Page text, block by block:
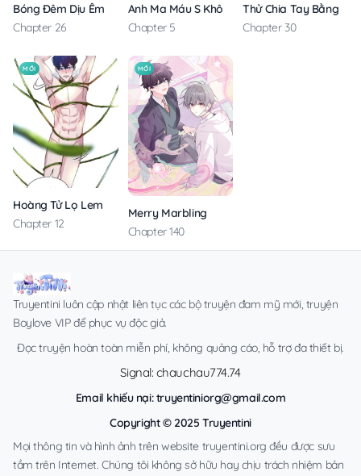
Bóng Đêm Dịu Êm
Chapter 26
Anh Ma Máu S Không Cho Tôi Ngủ Yên
Chapter 5
Thử Chia Tay Bằng
Chapter 30
MỚI
Hoàng Tử Lọ Lem
Chapter 12
MỚI
Merry Marbling
Chapter 140
Truyentini luôn cập nhật liên tục các bộ truyện đam mỹ mới, truyện
Boylove VIP để phục vụ độc giả.
Đọc truyện hoàn toàn miễn phí, không quảng cáo, hỗ trợ đa thiết bị.
Signal: chauchau774.74
Email khiếu nại:truyentiniorg@gmail.com
Copyright © 2025 Truyentini
Mọi thông tin và hình ảnh trên website truyentini.org đều được sưu
tầm trên Internet. Chúng tôi không sở hữu hay chịu trách nhiệm bản